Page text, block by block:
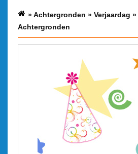
»Achtergronden » Verjaardag »
Achtergronden